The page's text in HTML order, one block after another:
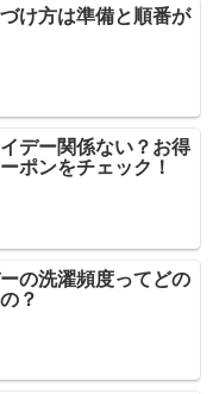
け方は準備と順番が
デー関係ない？お得
ポンをチェック！
の洗濯頻度ってどの
？